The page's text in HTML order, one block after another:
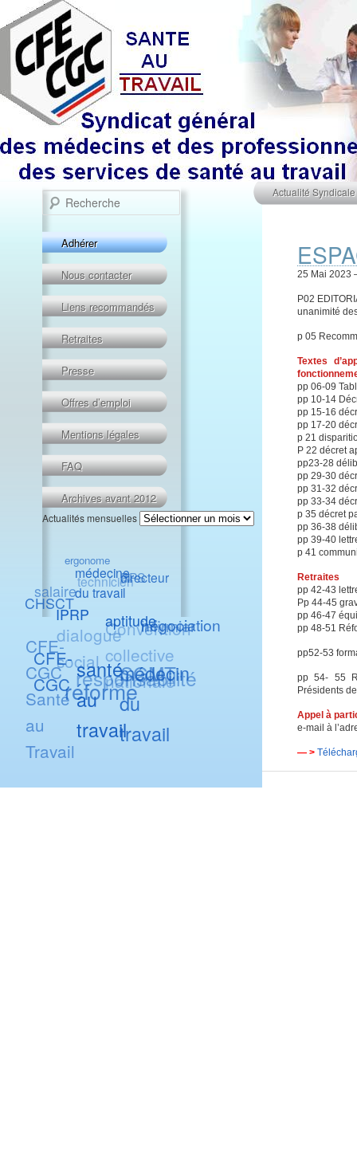
Menu principal
Aller au contenu
Aller au contenu
Actualité Syndicale
25 Mai 2023
P02
unanimité
p 05
Textes
pp 06-09
pp 10-14
pp 15-16
pp 17-20
p 21
P 22 décret
pp23-28
pp 29-30
pp 31-32
pp 33-34
p 35 décret
pp 36-38
pp 39-40
p 41
Retraites
pp 42-43
Pp 44-45
pp 46-47
pp 48-51
pp52-53
pp 54- 55
Présidents
Appel àp
e-mail à
— >
Recherche
Adhérer
Nous contacter
Liens recommandés
Retraites
Presse
Offres d’emploi
Mentions légales
FAQ
Archives avant 2012
Actualités mensuelles
ergonome
médecine
du travail
directeur
RPS
technicien
salaire
CHSCT
IPRP aptitudenégociation
infirmier
Convention
collective
nationale
dialogue
social
CFE-
CGC
Santé
au
Travail
CFE-
CGC
santé
au
travail
médecin
du
travail
SGMT
responsabilité
réforme